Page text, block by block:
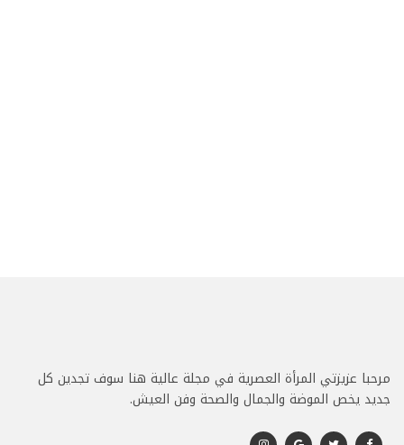
مرحبا عزيزتي المرأة العصرية في مجلة عالية هنا سوف تجدين كل
جديد يخص الموضة والجمال والصحة وفن العيش.